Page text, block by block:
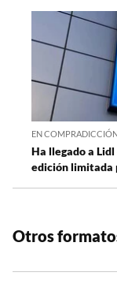
EN
Ha llegado a
edición limitada
Otros